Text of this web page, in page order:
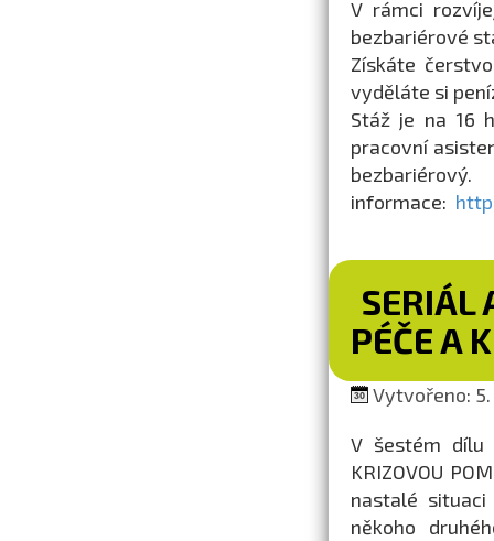
V rámci
bezbariérové
Získáte
vyděláte si
Stáž je na 16
pracovní
informace:
SERIÁL
PÉČE A
Vytvořeno: 5.
V šestém dílu
KRIZOVOU
nastalé
někoho